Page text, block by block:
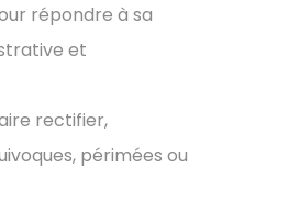
répondre à sa
et
rectifier,
périmées ou